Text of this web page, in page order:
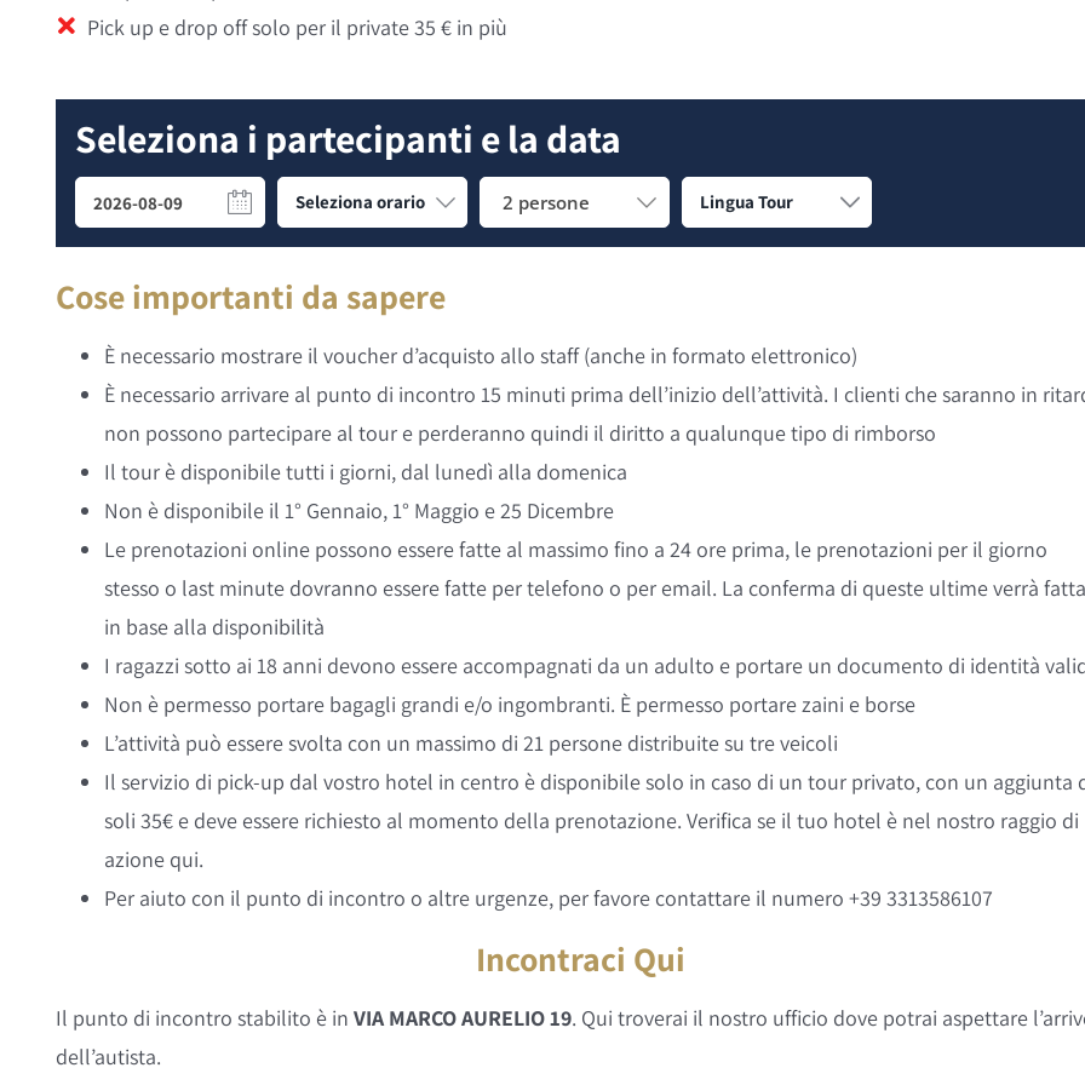
Pick up e drop off solo per il private 35 € in più
Seleziona i partecipanti e la data
2 persone
Cose importanti da sapere
È necessario mostrare il voucher d’acquisto allo staff (anche in formato elettronico)
È necessario arrivare al punto di incontro 15 minuti prima dell’inizio dell’attività. I clienti che saranno in
non possono partecipare al tour e perderanno quindi il diritto a qualunque tipo di rimborso
Il tour è disponibile tutti i giorni, dal lunedì alla domenica
Non è disponibile il 1° Gennaio, 1° Maggio e 25 Dicembre
Le prenotazioni online possono essere fatte al massimo fino a 24 ore prima, le prenotazioni per il giorno
stesso o last minute dovranno essere fatte per telefono o per email. La conferma di queste ultime verrà fatta
in base alla disponibilità
I ragazzi sotto ai 18 anni devono essere accompagnati da un adulto e portare un documento di identità
Non è permesso portare bagagli grandi e/o ingombranti. È permesso portare zaini e borse
L’attività può essere svolta con un massimo di 21 persone distribuite su tre veicoli
Il servizio di pick-up dal vostro hotel in centro è disponibile solo in caso di un tour privato, con un aggiunta
soli 35€ e deve essere richiesto al momento della prenotazione. Verifica se il tuo hotel è nel nostro raggio di
azione qui.
Per aiuto con il punto di incontro o altre urgenze, per favore contattare il numero +39 3313586107
Incontraci Qui
Il punto di incontro stabilito è in VIA MARCO AURELIO 19. Qui troverai il nostro ufficio dove potrai aspettare
dell’autista.